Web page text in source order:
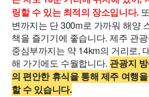
링할 수 있는 최적의 장소입니다.
변까지는 단 300m로 가까워 해양
책을 즐기기에 좋습니다. 제주 관
중심부까지는 약 14km의 거리로,
해 가기에도 수월합니다. 관광지
의 편안한 휴식을 통해 제주 여행
할 수 있습니다.